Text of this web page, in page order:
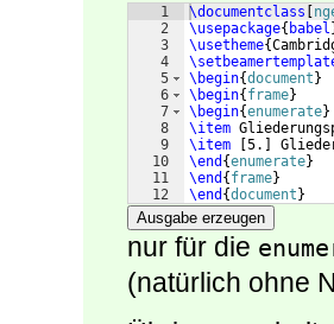
1
2
3
4
5
6
7
8
9
10
11
12
\documentclass
\usepackage{ babel
\usetheme{
\begin{document }
\begin{ frame}
\begin{enumerate}
\item
\item
5.
\end {enumerate}
\end { frame}
\end {document }
Ausgabe erzeugen
nur für die
(natürlich ohne